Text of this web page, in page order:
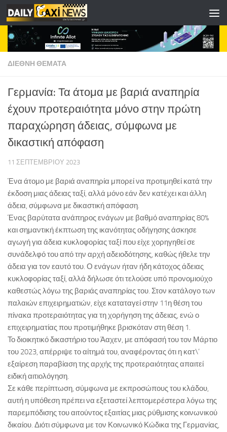
Skip to content
ΔΙΕΘΝΗ ΘΕΜΑΤΑ
Γερμανία: Τα άτομα με βαριά αναπηρία
έχουν προτεραιότητα μόνο στην πρώτη
παραχώρηση άδειας, σύμφωνα με
δικαστική απόφαση
11 ΣΕΠΤΕΜΒΡΊΟΥ 2023
Ένα άτομο με βαριά αναπηρία μπορεί να προτιμηθεί κατά την
έκδοση μιας άδειας ταξί, αλλά μόνο εάν δεν κατέχει και άλλη
άδεια, σύμφωνα με δικαστική απόφαση.
Ένας βαρύτατα ανάπηρος ενάγων με βαθμό αναπηρίας 80%
και σημαντική έκπτωση της ικανότητας οδήγησης άσκησε
αγωγή για άδεια κυκλοφορίας ταξί που είχε χορηγηθεί σε
συνάδελφό του από την αρχή αδειοδότησης, καθώς ήθελε την
άδεια για τον εαυτό του. Ο ενάγων ήταν ήδη κάτοχος άδειας
κυκλοφορίας ταξί, αλλά δήλωσε ότι τελούσε υπό προνομιούχο
καθεστώς λόγω της βαριάς αναπηρίας του. Στον κατάλογο των
παλαιών επιχειρηματιών, είχε καταταγεί στην 11η θέση του
πίνακα προτεραιότητας για τη χορήγηση της άδειας, ενώ ο
επιχειρηματίας που προτιμήθηκε βρισκόταν στη θέση 1.
Το διοικητικό δικαστήριο του Άαχεν, με απόφασή του τον Μάρτιο
του 2023, απέρριψε το αίτημά του, αναφέροντας ότι η κατ\’
εξαίρεση παραβίαση της αρχής της προτεραιότητας απαιτεί
ειδική αιτιολόγηση.
Σε κάθε περίπτωση, σύμφωνα με εκπροσώπους του κλάδου,
αυτή η υπόθεση πρέπει να εξεταστεί λεπτομερέστερα λόγω της
παρεμπόδισης του αιτούντος εξαιτίας μιας ρύθμισης κοινωνικού
δικαίου. Διότι σύμφωνα με τον Κοινωνικό Κώδικα της Γερμανίας,